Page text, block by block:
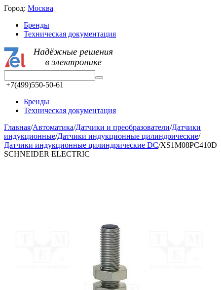
Город: Москва
Бренды
Техническая документация
+7(499)550-50-61
Бренды
Техническая документация
Главная/Автоматика/Датчики и преобразователи/Датчики
индукционные/Датчики индукционные цилиндрические/
Датчики индукционные цилиндрические DC/XS1M08PC410D
SCHNEIDER ELECTRIC